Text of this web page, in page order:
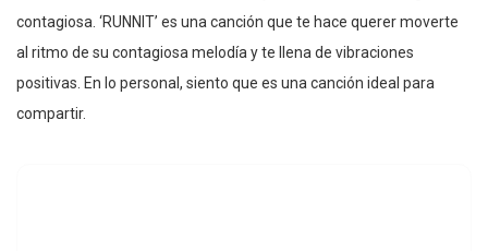
contagiosa. ‘RUNNIT’ es una canción que te hace querer moverte
al ritmo de su contagiosa melodía y te llena de vibraciones
positivas. En lo personal, siento que es una canción ideal para
compartir.